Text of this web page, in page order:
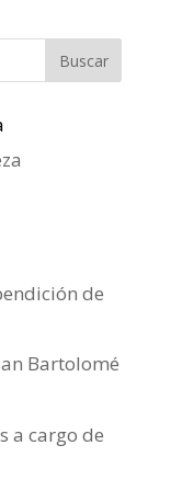
de
Bartolomé
a cargo de